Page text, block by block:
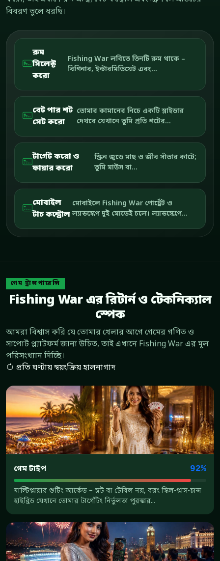
বিবরণ তুলে ধরছি।
রুম
সিলেক্ট
করো
Fishing War লবিতে তিনটি রুম থাকে –
বিগিনার, ইন্টারমিডিয়েট এবং...
বেট পার শট
সেট করো
তোমার কামানের নিচে একটি স্লাইডার
দেখবে যেখানে তুমি প্রতি শটের...
টার্গেট করো ও
ফায়ার করো
স্ক্রিন জুড়ে মাছ ও জীব সাঁতার কাটে;
তুমি মাউস বা...
মোবাইল
টাচ কন্ট্রোল
মোবাইলে Fishing War পোর্ট্রেট ও
ল্যান্ডস্কেপ দুই মোডেই চলে। ল্যান্ডস্কেপে...
গেম ট্রান্সপারেন্সি
Fishing War এর রিটার্ন ও টেকনিক্যাল
স্পেক
আমরা বিশ্বাস করি যে তোমার খেলার আগে গেমের গণিত ও
সাপোর্ট প্ল্যাটফর্ম জানা উচিত, তাই এখানে Fishing War এর মূল
পরিসংখ্যান দিচ্ছি।
প্রতি ঘণ্টায় স্বয়ংক্রিয় হালনাগাদ
গেম টাইপ 92%
মাল্টিপ্লায়ার শুটিং আর্কেড – স্লট বা টেবিল নয়, বরং স্কিল-প্লাস-চান্স
হাইব্রিড যেখানে তোমার টার্গেটিং নির্ভুলতা পুরস্কার...